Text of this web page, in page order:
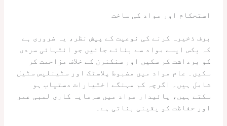
استحکام اور مواد کی ساخت
برف ذخیرہ کرنے کی نوعیت کے پیش نظر، یہ ضروری ہے
کہ بکس ایسے مواد سے بنائے جائیں جو انتہائی سردی
کو برداشت کر سکیں اور سنکنرن کے خلاف مزاحمت کر
سکیں۔ عام مواد میں مضبوط پلاسٹک اور سٹینلیس سٹیل
شامل ہیں۔ اگرچہ کم مہنگے اختیارات دستیاب ہو
سکتے ہیں، پائیدار مواد میں سرمایہ کاری لمبی عمر
اور حفاظت کو یقینی بناتی ہے۔